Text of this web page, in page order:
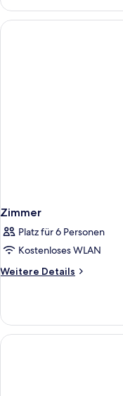
Zimmer
Platz für 6 Personen
Kostenloses WLAN
Weitere Details
Weitere